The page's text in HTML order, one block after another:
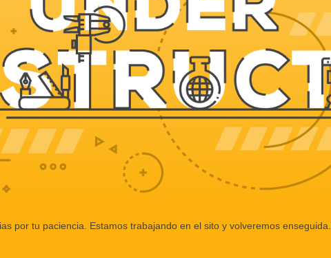
por tu paciencia. Estamos trabajando en el sito y volveremos enseguida.